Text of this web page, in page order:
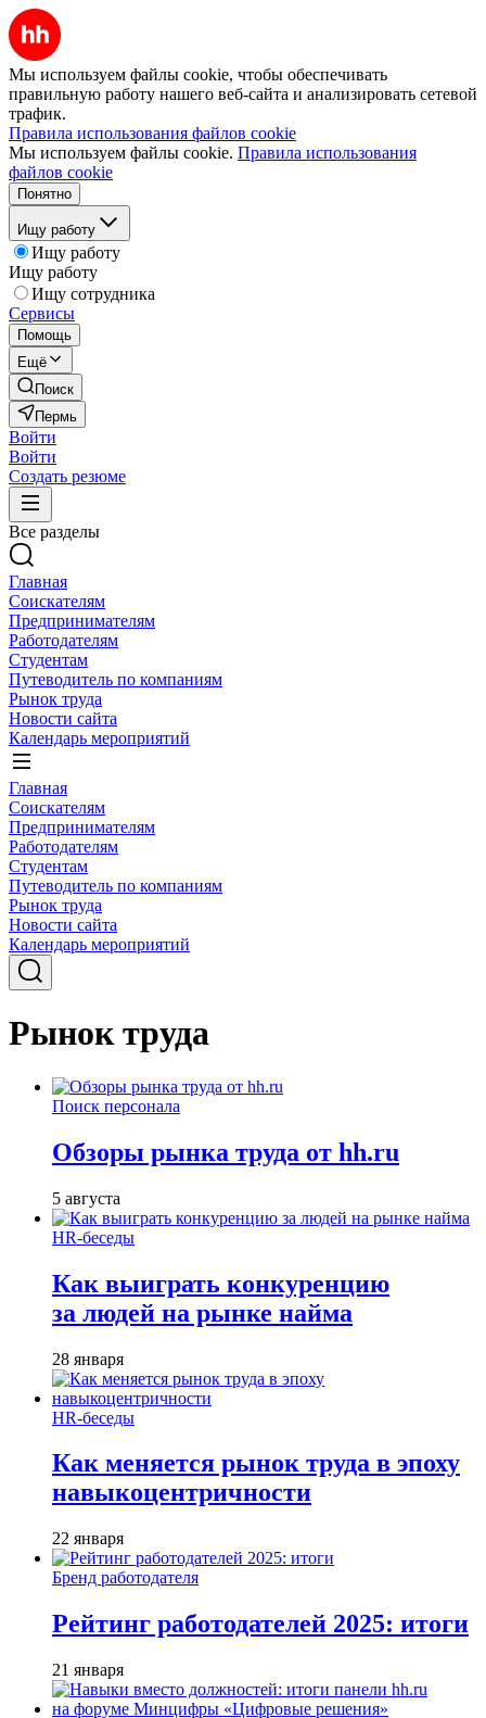
Мы используем файлы cookie, чтобы обеспечивать
правильную работу нашего веб-сайта и анализировать сетевой
трафик.
Правила использования файлов cookie
Мы используем файлы cookie. Правила использования
файлов cookie
Понятно
Ищу работу
Ищу работу
Ищу работу
Ищу сотрудника
Сервисы
Помощь
Ещё
Поиск
Пермь
Войти
Войти
Создать резюме
Все разделы
Главная
Соискателям
Предпринимателям
Работодателям
Студентам
Путеводитель по компаниям
Рынок труда
Новости сайта
Календарь мероприятий
Главная
Соискателям
Предпринимателям
Работодателям
Студентам
Путеводитель по компаниям
Рынок труда
Новости сайта
Календарь мероприятий
Рынок труда
Поиск персонала
Обзоры рынка труда от hh.ru
5 августа
HR-беседы
Как выиграть конкуренцию
за людей на рынке найма
28 января
HR-беседы
Как меняется рынок труда в эпоху
навыкоцентричности
22 января
Бренд работодателя
Рейтинг работодателей 2025: итоги
21 января